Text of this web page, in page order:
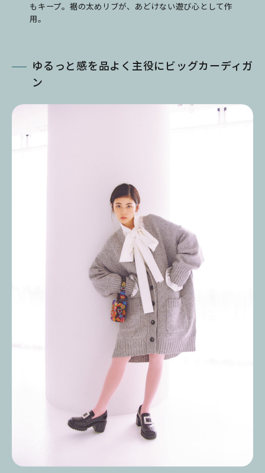
もキープ。裾の太めリブが、あどけない遊び心として作
用。
ゆるっと感を品よく主役にビッグカーディガ
ン